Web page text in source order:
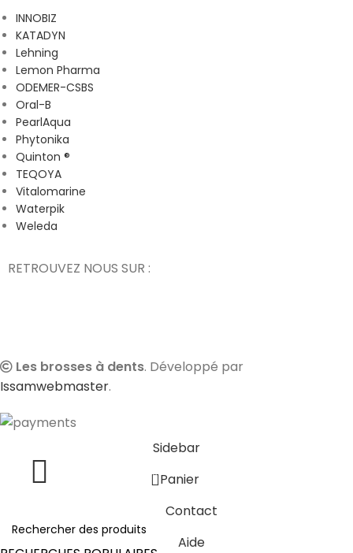
INNOBIZ
KATADYN
Lehning
Lemon Pharma
ODEMER-CSBS
Oral-B
PearlAqua
Phytonika
Quinton ®
TEQOYA
Vitalomarine
Waterpik
Weleda
RETROUVEZ NOUS SUR :
Les brosses à dents. Développé par
Issamwebmaster.
Sidebar
0 Panier
Contact
Aide